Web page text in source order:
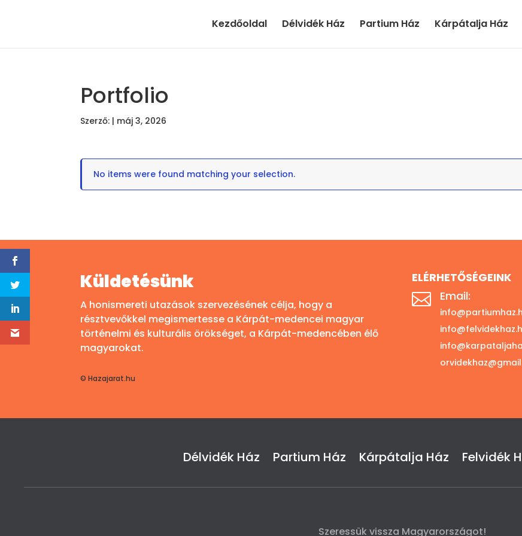
Kezdőoldal Délvidék Ház Partium Ház Kárpátalja Ház
Portfolio
Szerző: | máj 3, 2026
No items were found matching your selection.
Küldetésünk
A honismereti utazások szervezésének célja, hogy a
résztvevőkkel megismertesse a Kárpát-medencei magyar
történelmi és kulturális örökséget, a Kárpát-medencében élő
magyarokat.
© Hazajarat.hu
ELÉRHETŐSÉGEINK
 Email:
Délvidék Ház Partium Ház Kárpátalja Ház Felvidék
Szeressük vissza Magyarországot!